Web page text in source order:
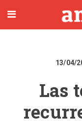
13/04/
Las